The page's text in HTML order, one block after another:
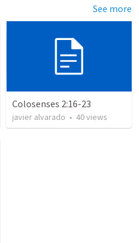
See more
Colosenses 2:16-23
javier alvarado • 40views